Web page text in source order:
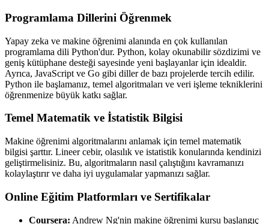
Programlama Dillerini Öğrenmek
Yapay zeka ve makine öğrenimi alanında en çok kullanılan
programlama dili Python'dur. Python, kolay okunabilir sözdizimi ve
geniş kütüphane desteği sayesinde yeni başlayanlar için idealdir.
Ayrıca, JavaScript ve Go gibi diller de bazı projelerde tercih edilir.
Python ile başlamanız, temel algoritmaları ve veri işleme tekniklerini
öğrenmenize büyük katkı sağlar.
Temel Matematik ve İstatistik Bilgisi
Makine öğrenimi algoritmalarını anlamak için temel matematik
bilgisi şarttır. Lineer cebir, olasılık ve istatistik konularında kendinizi
geliştirmelisiniz. Bu, algoritmaların nasıl çalıştığını kavramanızı
kolaylaştırır ve daha iyi uygulamalar yapmanızı sağlar.
Online Eğitim Platformları ve Sertifikalar
Coursera: Andrew Ng'nin makine öğrenimi kursu başlangıç